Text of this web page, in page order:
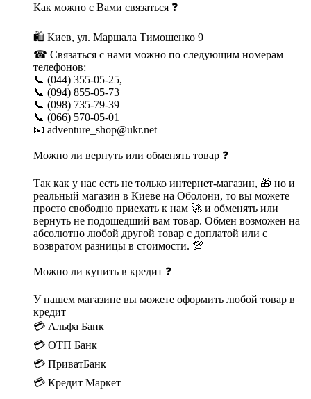
Как можно с Вами связаться ❓
🛍 Киев, ул. Маршала Тимошенко 9
☎ Связаться с нами можно по следующим номерам
телефонов:
📞 (044) 355-05-25,
📞 (094) 855-05-73
📞 (098) 735-79-39
📞 (066) 570-05-01
📧 adventure_shop@ukr.net
Можно ли вернуть или обменять товар ❓
Так как у нас есть не только интернет-магазин, 🎁 но и
реальный магазин в Киеве на Оболони, то вы можете
просто свободно приехать к нам 🚀 и обменять или
вернуть не подошедший вам товар. Обмен возможен на
абсолютно любой другой товар с доплатой или с
возвратом разницы в стоимости. 💯
Можно ли купить в кредит ❓
У нашем магазине вы можете оформить любой товар в
кредит
💳 Альфа Банк
💳 ОТП Банк
💳 ПриватБанк
💳 Кредит Маркет